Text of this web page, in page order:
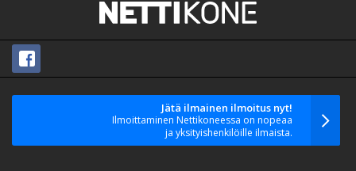
Jätä ilmainen ilmoitus nyt!
Ilmoittaminen Nettikoneessa on nopeaa
ja yksityishenkilöille ilmaista.